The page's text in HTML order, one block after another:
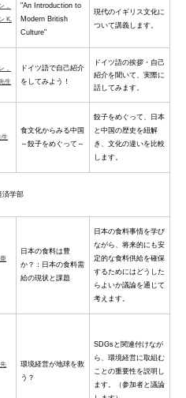
，
K.
"An Introduction to
Modern British
Culture"
現代のイギリス文化に
ついて講義します。
，
生
ドイツ語で自己紹介
をしてみよう！
ドイツ語の挨拶・自己
紹介を聞いて、実際に
話してみます。
生
食文化からみる中国
～餃子をめぐって～
餃子をめぐって、日本
と中国の歴史を紐解
き、文化の違いを比較
します。
済学部
日本の食料は豊
か？：日本の食料需
給の現状と課題
日本の食料事情を学び
ながら、将来的にも安
定的な食料供給を確保
するためにはどうした
らよいか議論を通じて
考えます。
環境経営が地球を救
う？
SDGsと関連付けなが
ら、環境経営に取組む
ことの重要性を説明し
ます。（参加者と議論